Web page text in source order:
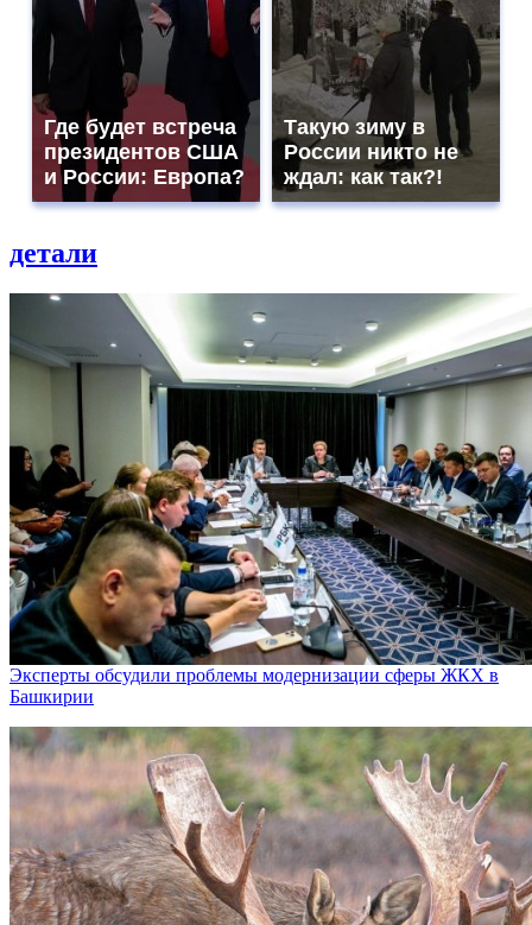
Где будет встреча
президентов США
и России: Европа?
Такую зиму в
России никто не
ждал: как так?!
детали
Эксперты обсудили проблемы модернизации сферы ЖКХ в
Башкирии